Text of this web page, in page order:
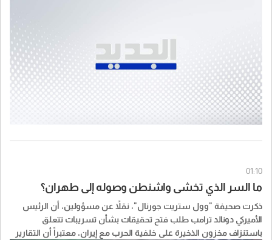
01:10
ما السر الذي تخشى واشنطن وصوله إلى طهران؟
ذكرت صحيفة "وول ستريت جورنال"، نقلاً عن مسؤولين، أن الرئيس
الأميركي ​دونالد ترامب​ طلب فتح تحقيقات بشأن تسريبات تتعلق
باستنزاف مخزون الذخيرة على خلفية الحرب مع إيران، معتبراً أن التقارير